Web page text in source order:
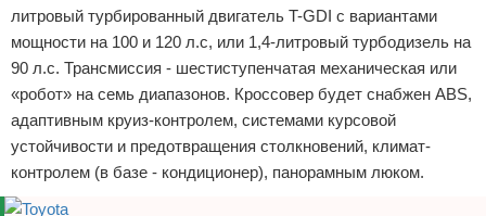
литровый турбированный двигатель T-GDI с вариантами
мощности на 100 и 120 л.с, или 1,4-литровый турбодизель на
90 л.с. Трансмиссия - шестиступенчатая механическая или
«робот» на семь диапазонов. Кроссовер будет снабжен ABS,
адаптивным круиз-контролем, системами курсовой
устойчивости и предотвращения столкновений, климат-
контролем (в базе - кондиционер), панорамным люком.